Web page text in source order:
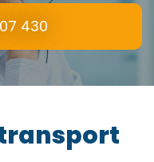
430